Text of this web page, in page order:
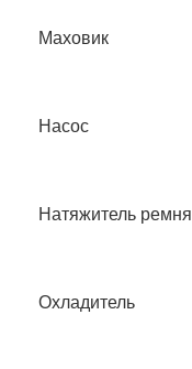
Маховик
Насос
Натяжитель ремня
Охладитель